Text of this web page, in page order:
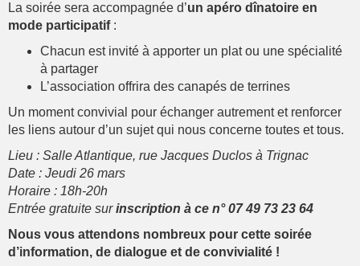
La soirée sera accompagnée d’un apéro dînatoire en
mode participatif:
Chacun est invité à apporter un plat ou une spécialité
à partager
L’association offrira des canapés de terrines
Un moment convivial pour échanger autrement et renforcer
les liens autour d’un sujet qui nous concerne toutes et tous.
Lieu : Salle Atlantique, rue Jacques Duclos à Trignac
Date : Jeudi 26 mars
Horaire : 18h-20h
Entrée gratuite surinscription à ce n° 07 49 73 23 64
Nous vous attendons nombreux pour cette soirée
d’information, de dialogue et de convivialité !